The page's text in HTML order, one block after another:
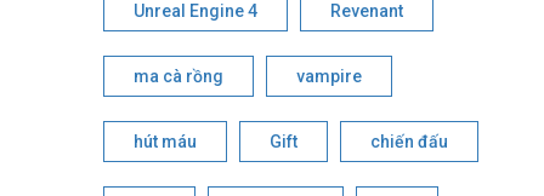
Unreal Engine 4 Revenant
ma cà rồng vampire
hút máu Gift chiến đấu